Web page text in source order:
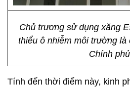
Chủ trương sử dụng xăng
thiểu ô nhiễm môi trường
Chính
Tính đến thời điểm này, kinh